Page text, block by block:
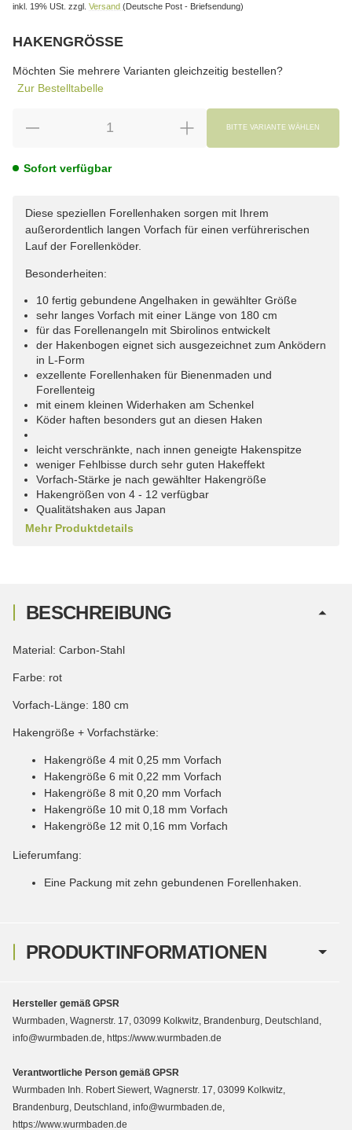
inkl. 19% USt. zzgl. Versand (Deutsche Post - Briefsendung)
HAKENGRÖSSE
Möchten Sie mehrere Varianten gleichzeitig bestellen?
Zur Bestelltabelle
BITTE VARIANTE WÄHLEN
Sofort verfügbar
Diese speziellen Forellenhaken sorgen mit Ihrem
außerordentlich langen Vorfach für einen verführerischen
Lauf der Forellenköder.
Besonderheiten:
10 fertig gebundene Angelhaken in gewählter Größe
sehr langes Vorfach mit einer Länge von 180 cm
für das Forellenangeln mit Sbirolinos entwickelt
der Hakenbogen eignet sich ausgezeichnet zum Anködern
in L-Form
exzellente Forellenhaken für Bienenmaden und
Forellenteig
mit einem kleinen Widerhaken am Schenkel
Köder haften besonders gut an diesen Haken
leicht verschränkte, nach innen geneigte Hakenspitze
weniger Fehlbisse durch sehr guten Hakeffekt
Vorfach-Stärke je nach gewählter Hakengröße
Hakengrößen von 4 - 12 verfügbar
Qualitätshaken aus Japan
Mehr Produktdetails
PRODUKTINFORMATIONEN
BESCHREIBUNG
Material: Carbon-Stahl
Farbe: rot
Vorfach-Länge: 180 cm
Hakengröße + Vorfachstärke:
Hakengröße 4 mit 0,25 mm Vorfach
Hakengröße 6 mit 0,22 mm Vorfach
Hakengröße 8 mit 0,20 mm Vorfach
Hakengröße 10 mit 0,18 mm Vorfach
Hakengröße 12 mit 0,16 mm Vorfach
Lieferumfang:
Eine Packung mit zehn gebundenen Forellenhaken.
Hersteller gemäß GPSR
Wurmbaden, Wagnerstr. 17, 03099 Kolkwitz, Brandenburg, Deutschland,
info@wurmbaden.de, https://www.wurmbaden.de
Verantwortliche Person gemäß GPSR
Wurmbaden Inh. Robert Siewert, Wagnerstr. 17, 03099 Kolkwitz,
Brandenburg, Deutschland, info@wurmbaden.de,
https://www.wurmbaden.de